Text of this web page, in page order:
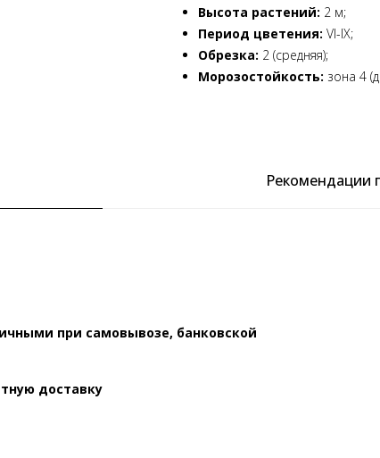
Высота растений: 2 м;
Период цветения: VI-IX;
Обрезка: 2 (средняя);
Морозостойкость: зона 4
Рекомендации
при самовывозе, банковской
доставку